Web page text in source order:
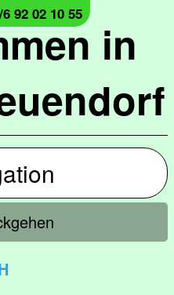
in
92 02 10 55